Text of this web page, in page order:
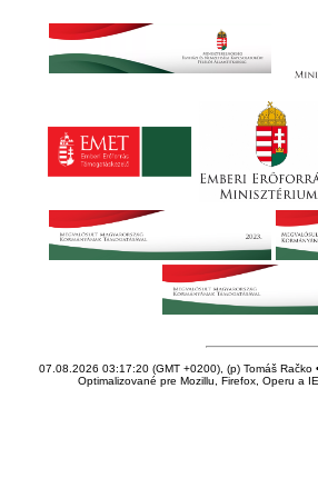
07.08.2026 03:17:20 (GMT +0200), (p) Tomáš Račko
Optimalizované pre Mozillu, Firefox, Operu a